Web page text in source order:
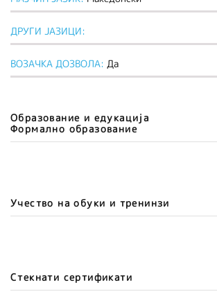
ДРУГИ ЈАЗИЦИ:
ВОЗАЧКА ДОЗВОЛА: Да
Образование и едукација
Формално образование
Учество на обуки и тренинзи
Стекнати сертификати